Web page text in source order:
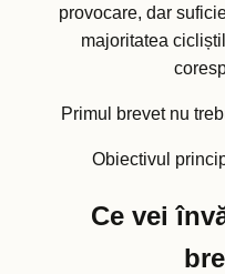
provocare, dar
majoritatea
Primul brevet nu
Obiectivul
Ce vei